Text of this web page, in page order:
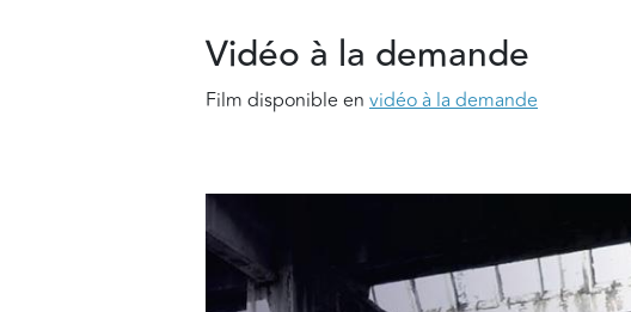
Vidéo à la demande
Film disponible en vidéo à la demande